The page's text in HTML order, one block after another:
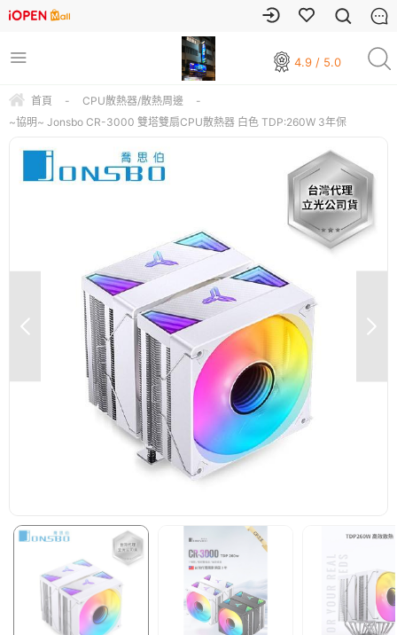
4.9 / 5.0
首頁 - CPU散熱器/散熱周邊
-
~協明~ Jonsbo CR-3000 雙塔雙扇CPU散熱器 白色 TDP:260W 3年保